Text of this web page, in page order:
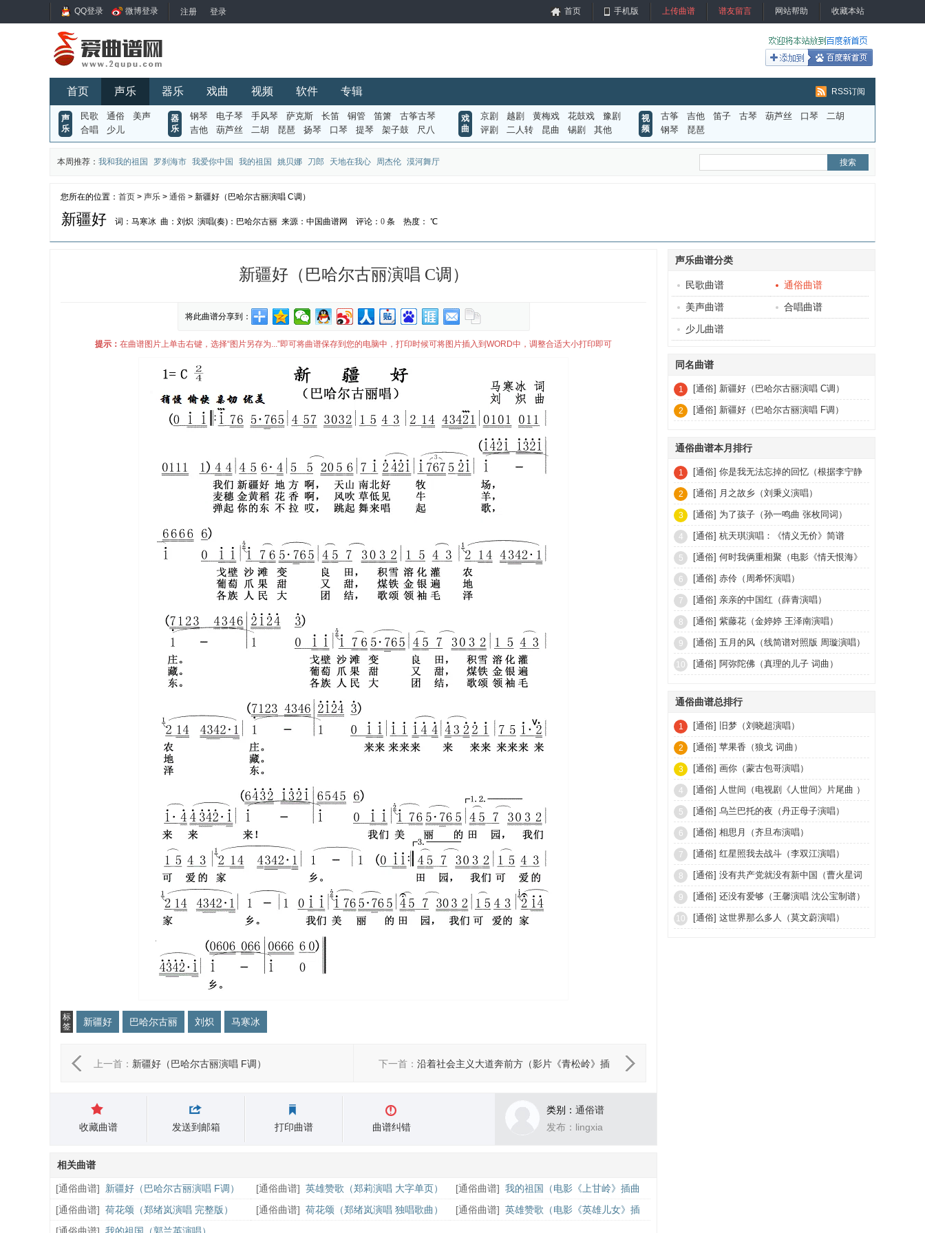
QQ登录 微博登录 首页 手机版 上传曲谱 谱友留言 网站帮助 收藏本站
首页 声乐 器乐 戏曲 视频 软件 专辑 RSS订阅
声
乐
民歌 通俗
美声
合唱
少儿
器
乐
钢琴 电子琴 手风琴 萨克斯 长笛 铜管 笛箫
古筝古琴
吉他
葫芦丝 二胡 琵琶 扬琴 口琴 提琴 架子鼓 尺八
戏
曲
京剧 越剧 黄梅戏 花鼓戏
豫剧
评剧
二人转 昆曲 锡剧 其他
视
频
古筝 吉他 笛子 古琴 葫芦丝 口琴
二胡
钢琴
琵琶
本周推荐： 我和我的祖国 罗刹海市 我爱你中国 我的祖国 姚贝娜 刀郎 天地在我心 周杰伦 漠河舞厅
您所在的位置： 首页 > 声乐 > 通俗 > 新疆好（巴哈尔古丽演唱 C调）
新疆好 词：马寒冰 曲：刘炽 演唱(奏)：巴哈尔古丽 来源：中国曲谱网 评论： 0 条 热度： ℃
新疆好（巴哈尔古丽演唱 C调）
将此曲谱分享到：
提示： 在曲谱图片上单击右键，选择“图片另存为...”即可将曲谱保存到您的电脑中，打印时候可将图片插入到WORD中，调整合适大小打印即可
标
签
新疆好 巴哈尔古丽 刘炽 马寒冰
上一首： 新疆好（巴哈尔古丽演唱 F调） 下一首： 沿着社会主义大道奔前方（影片《青松岭》插
收藏曲谱 发送到邮箱 打印曲谱 曲谱纠错
类别： 通俗谱
发布：lingxia
相关曲谱
[通俗曲谱] 新疆好（巴哈尔古丽演唱 F调） [通俗曲谱] 英雄赞歌（郑莉演唱 大字单页） [通俗曲谱] 我的祖国（电影《上甘岭》插曲
郭兰英原唱）
[通俗曲谱] 荷花颂（郑绪岚演唱 完整版） [通俗曲谱] 荷花颂（郑绪岚演唱 独唱歌曲） [通俗曲谱] 英雄赞歌（电影《英雄儿女》插
声乐曲谱分类
民歌曲谱
通俗曲谱
美声曲谱
合唱曲谱
少儿曲谱
同名曲谱
1 [通俗] 新疆好（巴哈尔古丽演唱 C调）
2 [通俗] 新疆好（巴哈尔古丽演唱 F调）
通俗曲谱本月排行
1 [通俗] 你是我无法忘掉的回忆（根据李宁静
演唱音频记谱）
2 [通俗] 月之故乡（刘秉义演唱）
3 [通俗] 为了孩子（孙一鸣曲 张枚同词）
4 [通俗] 杭天琪演唱：《情义无价》简谱
5 [通俗] 何时我俩重相聚（电影《情天恨海》
插曲）
6 [通俗] 赤伶（周希怀演唱）
7 [通俗] 亲亲的中国红（薛青演唱）
8 [通俗] 紫藤花（金婷婷 王泽南演唱）
9 [通俗] 五月的风（线简谱对照版 周璇演唱）
10 [通俗] 阿弥陀佛（真理的儿子 词曲）
通俗曲谱总排行
1 [通俗] 旧梦（刘晓超演唱）
2 [通俗] 苹果香（狼戈 词曲）
3 [通俗] 画你（蒙古包哥演唱）
4 [通俗] 人世间（电视剧《人世间》片尾曲 ）
5 [通俗] 乌兰巴托的夜（丹正母子演唱）
6 [通俗] 相思月（齐旦布演唱）
7 [通俗] 红星照我去战斗（李双江演唱）
8 [通俗] 没有共产党就没有新中国（曹火星词
曲）
9 [通俗] 还没有爱够（王馨演唱 沈公宝制谱）
10 [通俗] 这世界那么多人（莫文蔚演唱）